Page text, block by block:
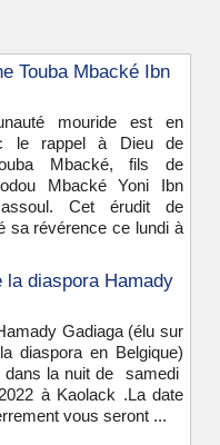
Touba Mbacké Ibn
mouride est en
le rappel à Dieu de
Mbacké, fils de
Mbacké Yoni Ibn
Cet érudit de
sa révérence ce lundi à
la diaspora Hamady
Gadiaga (élu sur
diaspora en Belgique)
dans la nuit de samedi
à Kaolack .La date
vous seront ...